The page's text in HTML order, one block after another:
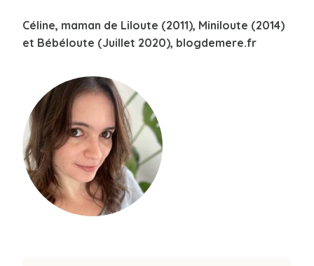
Céline, maman de Liloute (2011), Miniloute (2014)
et Bébéloute (Juillet 2020), blogdemere.fr